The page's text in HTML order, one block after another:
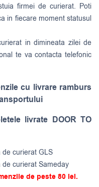
firmei de curierat. Poti
in fiecare moment statusul
in dimineata zilei de
te va contacta telefonic
cu livrare ramburs
livrate DOOR TO
curierat GLS
curierat Sameday
de peste 80 lei.